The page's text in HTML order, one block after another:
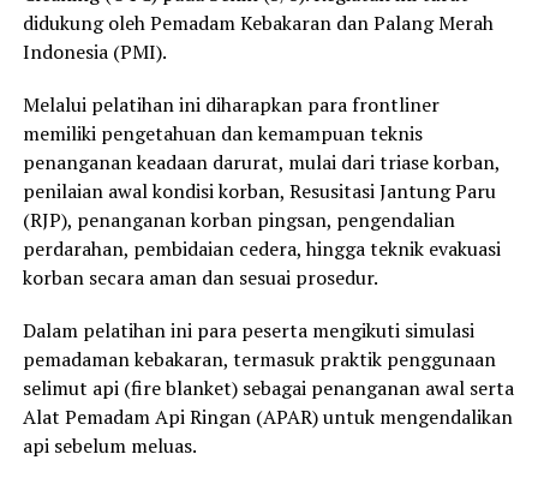
didukung oleh Pemadam Kebakaran dan Palang Merah
Indonesia (PMI).
Melalui pelatihan ini diharapkan para frontliner
memiliki pengetahuan dan kemampuan teknis
penanganan keadaan darurat, mulai dari triase korban,
penilaian awal kondisi korban, Resusitasi Jantung Paru
(RJP), penanganan korban pingsan, pengendalian
perdarahan, pembidaian cedera, hingga teknik evakuasi
korban secara aman dan sesuai prosedur.
Dalam pelatihan ini para peserta mengikuti simulasi
pemadaman kebakaran, termasuk praktik penggunaan
selimut api (fire blanket) sebagai penanganan awal serta
Alat Pemadam Api Ringan (APAR) untuk mengendalikan
api sebelum meluas.